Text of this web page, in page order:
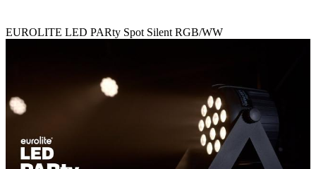
EUROLITE LED PARty Spot Silent RGB/WW